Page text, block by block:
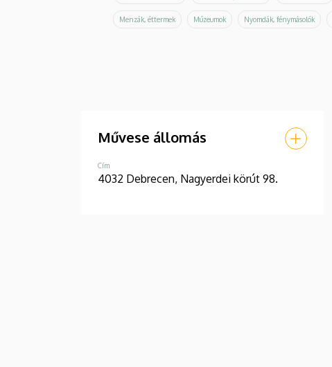
Menzák, éttermek Múzeumok Nyomdák, fénymásolók
Művese állomás
Cím
4032 Debrecen, Nagyerdei körút 98.